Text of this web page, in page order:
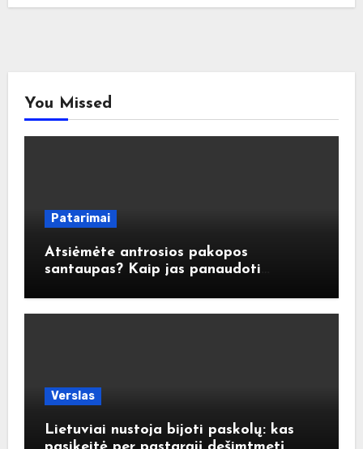
You Missed
Patarimai
Atsiėmėte antrosios pakopos
santaupas? Kaip jas panaudoti
Verslas
Lietuviai nustoja bijoti paskolų: kas